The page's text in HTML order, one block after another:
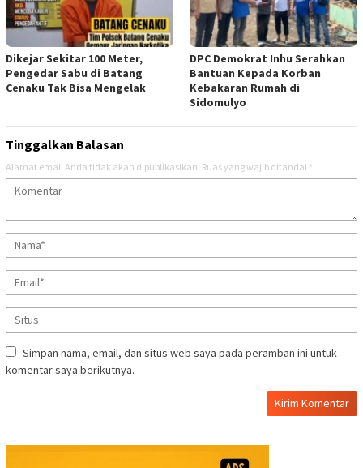
Dikejar Sekitar 100 Meter,
Pengedar Sabu di Batang
Cenaku Tak Bisa Mengelak
DPC Demokrat Inhu Serahkan
Bantuan Kepada Korban
Kebakaran Rumah di
Sidomulyo
Tinggalkan Balasan
Alamat email Anda tidak akan dipublikasikan. Ruas yang wajib ditandai *
Simpan nama, email, dan situs web saya pada peramban ini untuk
komentar saya berikutnya.